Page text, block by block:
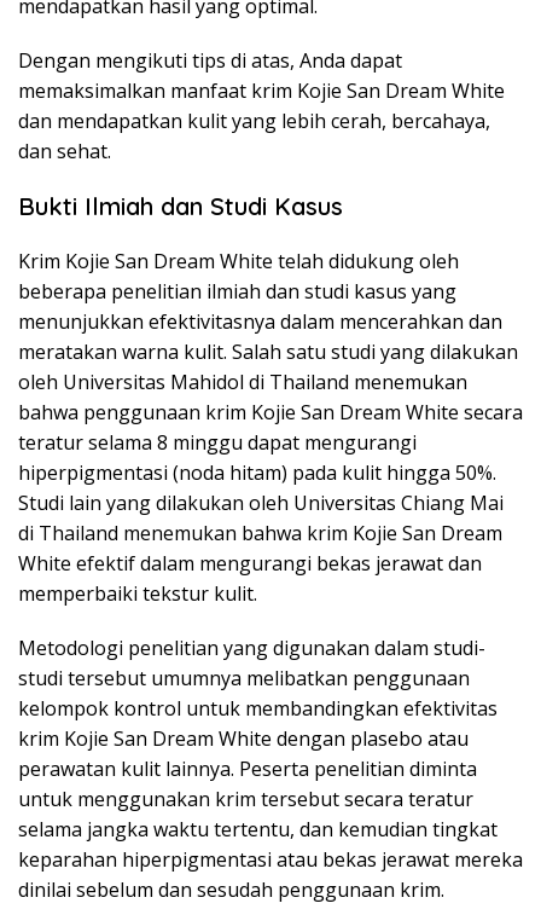
mendapatkan hasil yang optimal.
Dengan mengikuti tips di atas, Anda dapat
memaksimalkan manfaat krim Kojie San Dream White
dan mendapatkan kulit yang lebih cerah, bercahaya,
dan sehat.
Bukti Ilmiah dan Studi Kasus
Krim Kojie San Dream White telah didukung oleh
beberapa penelitian ilmiah dan studi kasus yang
menunjukkan efektivitasnya dalam mencerahkan dan
meratakan warna kulit. Salah satu studi yang dilakukan
oleh Universitas Mahidol di Thailand menemukan
bahwa penggunaan krim Kojie San Dream White secara
teratur selama 8 minggu dapat mengurangi
hiperpigmentasi (noda hitam) pada kulit hingga 50%.
Studi lain yang dilakukan oleh Universitas Chiang Mai
di Thailand menemukan bahwa krim Kojie San Dream
White efektif dalam mengurangi bekas jerawat dan
memperbaiki tekstur kulit.
Metodologi penelitian yang digunakan dalam studi-
studi tersebut umumnya melibatkan penggunaan
kelompok kontrol untuk membandingkan efektivitas
krim Kojie San Dream White dengan plasebo atau
perawatan kulit lainnya. Peserta penelitian diminta
untuk menggunakan krim tersebut secara teratur
selama jangka waktu tertentu, dan kemudian tingkat
keparahan hiperpigmentasi atau bekas jerawat mereka
dinilai sebelum dan sesudah penggunaan krim.